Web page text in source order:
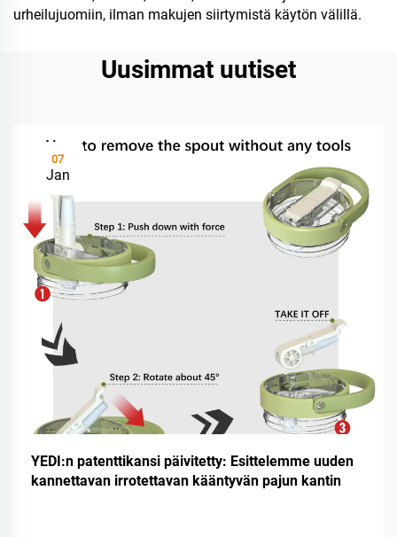
urheilujuomiin, ilman makujen siirtymistä käytön välillä.
Uusimmat uutiset
07
Jan
YEDI:n patenttikansi päivitetty: Esittelemme uuden
kannettavan irrotettavan kääntyvän pajun kantin